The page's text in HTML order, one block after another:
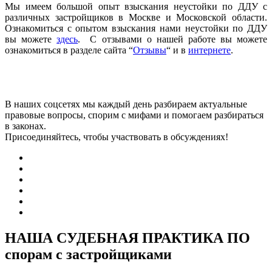
Мы имеем большой опыт взыскания неустойки по ДДУ с
различных застройщиков в Москве и Московской области.
Ознакомиться с опытом взыскания нами неустойки по ДДУ
вы можетездесь. С отзывами о нашей работе вы можете
ознакомиться в разделе сайта “Отзывы“ и в интернете.
В наших соцсетях мы каждый день разбираем актуальные
правовые вопросы, спорим с мифами и помогаем разбираться
в законах.
Присоединяйтесь, чтобы участвовать в обсуждениях!
НАША СУДЕБНАЯ ПРАКТИКА ПО
спорам с застройщиками